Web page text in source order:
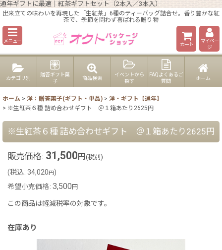
通年ギフトに最適｜紅茶ギフトセット（2本入／3本入）
出来立ての味わいを再現した「生紅茶」6種のティーバッグ詰合せ。香り豊かな紅
茶で、季節を問わず喜ばれる贈り物
メニュー
カート
マイペー
ジ
カテゴリ別
贈答ギフト菓
子
商品検索
イベントから
探す
FAQよくあるご
質問
ホーム
ホーム > 洋：贈答菓子(ギフト・単品) > 洋・ギフト【通年】
> ※生紅茶６種 詰め合わせギフト ＠１箱あたり2625円
※生紅茶６種 詰め合わせギフト ＠１箱あたり2625円
販売価格: 31,500 円 (税別)
(税込: 34,020円)
希望小売価格: 3,500 円
この商品は軽減税率の対象です。
在庫あり